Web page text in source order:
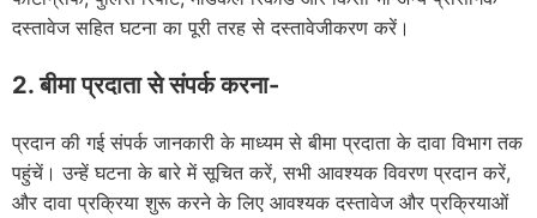
दस्तावेज सहित घटना का पूरी तरह से दस्तावेजीकरण करें।
2. बीमा प्रदाता से संपर्क करना-
प्रदान की गई संपर्क जानकारी के माध्यम से बीमा प्रदाता के दावा विभाग तक
पहुंचें। उन्हें घटना के बारे में सूचित करें, सभी आवश्यक विवरण प्रदान करें,
और दावा प्रक्रिया शुरू करने के लिए आवश्यक दस्तावेज और प्रक्रियाओं